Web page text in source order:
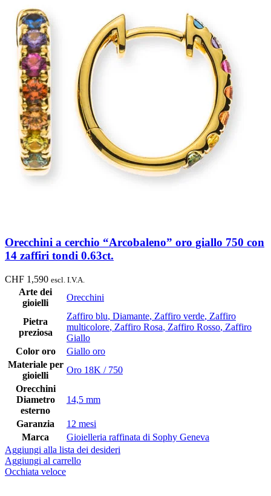
Orecchini a cerchio “Arcobaleno” oro giallo 750 con
14 zaffiri tondi 0.63ct.
CHF 1,590 escl. I.V.A.
Arte dei
gioielli
Orecchini
Pietra
preziosa
Zaffiro blu, Diamante, Zaffiro verde, Zaffiro
multicolore, Zaffiro Rosa, Zaffiro Rosso, Zaffiro
Giallo
Color oro
Giallo oro
Materiale per
gioielli
Oro 18K / 750
Orecchini
Diametro
esterno
14,5 mm
Garanzia
12 mesi
Marca
Gioielleria raffinata di Sophy Geneva
Aggiungi alla lista dei desideri
Aggiungi al carrello
Occhiata veloce